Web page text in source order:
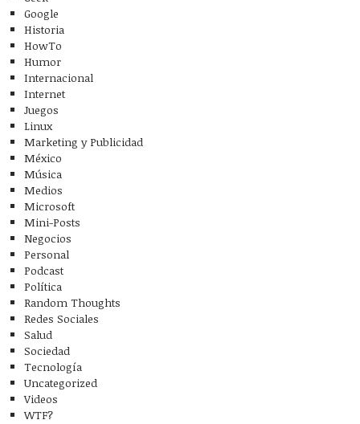
Google
Historia
HowTo
Humor
Internacional
Internet
Juegos
Linux
Marketing y Publicidad
México
Música
Medios
Microsoft
Mini-Posts
Negocios
Personal
Podcast
Política
Random Thoughts
Redes Sociales
Salud
Sociedad
Tecnología
Uncategorized
Videos
WTF?